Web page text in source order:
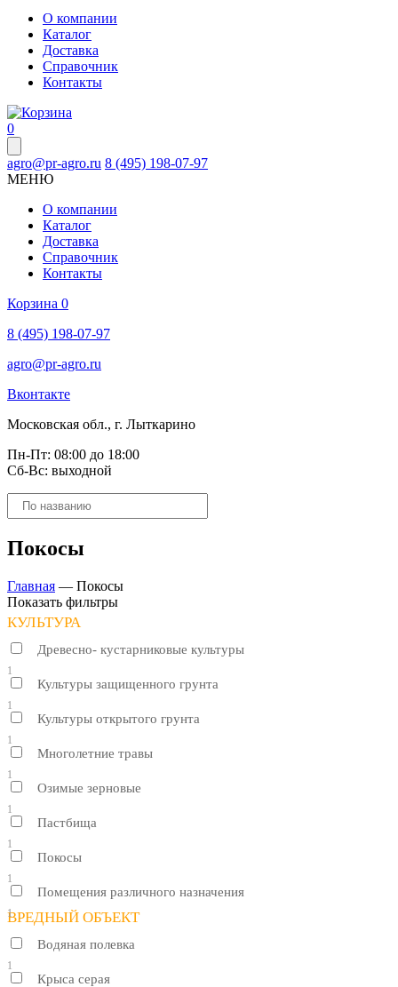
О компании
Каталог
Доставка
Справочник
Контакты
0
agro@pr-agro.ru 8 (495) 198-07-97
МЕНЮ
О компании
Каталог
Доставка
Справочник
Контакты
Корзина 0
8 (495) 198-07-97
agro@pr-agro.ru
Вконтакте
Московская обл., г. Лыткарино
Пн-Пт: 08:00 до 18:00
Сб-Вс: выходной
Поиск
товаров
Покосы
Главная — Покосы
Показать фильтры
КУЛЬТУРА
Древесно- кустарниковые культуры
1
Культуры защищенного грунта
1
Культуры открытого грунта
1
Многолетние травы
1
Озимые зерновые
1
Пастбища
1
Покосы
1
Помещения различного назначения
1
ВРЕДНЫЙ ОБЪЕКТ
Водяная полевка
1
Крыса серая